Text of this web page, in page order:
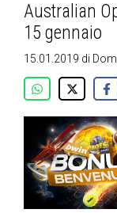
Australian
15 gennaio
15.01.2019 di